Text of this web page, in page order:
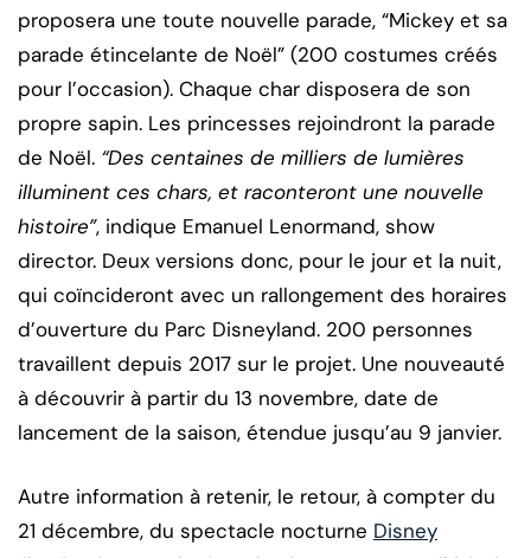
proposera une toute nouvelle parade, “Mickey et sa
parade étincelante de Noël” (200 costumes créés
pour l’occasion). Chaque char disposera de son
propre sapin. Les princesses rejoindront la parade
de Noël. “Des centaines de milliers de lumières
illuminent ces chars, et raconteront une nouvelle
histoire”, indique Emanuel Lenormand, show
director. Deux versions donc, pour le jour et la nuit,
qui coïncideront avec un rallongement des horaires
d’ouverture du Parc Disneyland. 200 personnes
travaillent depuis 2017 sur le projet. Une nouveauté
à découvrir à partir du 13 novembre, date de
lancement de la saison, étendue jusqu’au 9 janvier.
Autre information à retenir, le retour, à compter du
21 décembre, du spectacle nocturne Disney